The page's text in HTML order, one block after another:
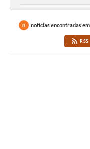
0 notícias encontradas em
RSS